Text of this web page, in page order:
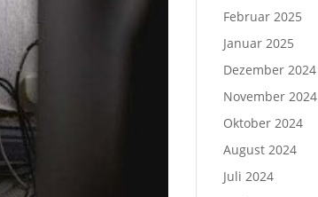
Februar 2025
Januar 2025
Dezember 2024
November 2024
Oktober 2024
August 2024
Juli 2024